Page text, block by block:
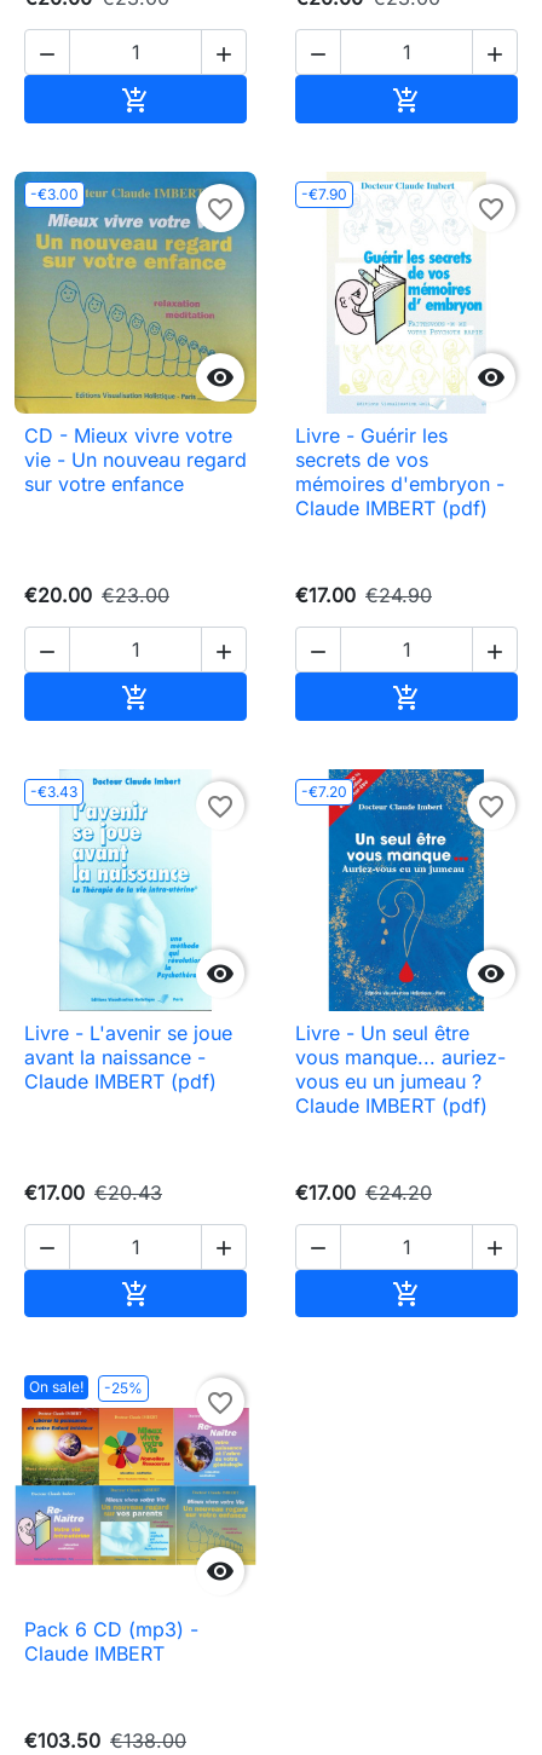
 

 

-€3.00

favorite_border
CD - Mieux vivre votre
vie - Un nouveau regard
sur votre enfance
€20.00 €23.00
 

-€7.90

favorite_border
Livre - Guérir les
secrets de vos
mémoires d'embryon -
Claude IMBERT (pdf)
€17.00 €24.90
 

-€3.43

favorite_border
Livre - L'avenir se joue
avant la naissance -
Claude IMBERT (pdf)
€17.00 €20.43
 

-€7.20

favorite_border
Livre - Un seul être
vous manque... auriez-
vous eu un jumeau ?
Claude IMBERT (pdf)
€17.00 €24.20
 

On sale! -25%

favorite_border
Pack 6 CD (mp3) -
Claude IMBERT
€103.50 €138.00